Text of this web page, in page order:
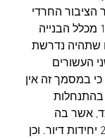
הציבור החרדי
בהתנחלויות, שהן כ-10% מכלל הבנייה
שתהיה נדרשת
העשורים
במסמך זה אין
בהתנחלות
אשר בה
מקודמים בימים אלו 200 יחידות דיור. וכן